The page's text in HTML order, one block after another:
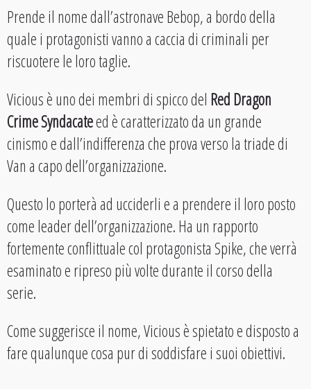
Prende il nome dall’astronave Bebop, a bordo della
quale i protagonisti vanno a caccia di criminali per
riscuotere le loro taglie.
Vicious è uno dei membri di spicco del Red Dragon
Crime Syndacateed è caratterizzato da un grande
cinismo e dall’indifferenza che prova verso la triade di
Van a capo dell’organizzazione.
Questo lo porterà ad ucciderli e a prendere il loro posto
come leader dell’organizzazione. Ha un rapporto
fortemente conflittuale col protagonista Spike, che verrà
esaminato e ripreso più volte durante il corso della
serie.
Come suggerisce il nome, Vicious è spietato e disposto a
fare qualunque cosa pur di soddisfare i suoi obiettivi.